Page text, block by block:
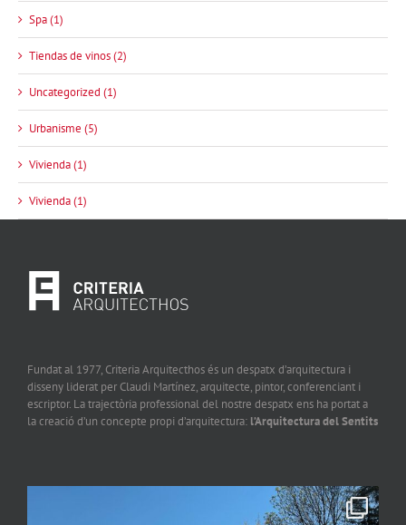
Spa (1)
Tiendas de vinos (2)
Uncategorized (1)
Urbanisme (5)
Vivienda (1)
Vivienda (1)
Fundat al 1977, Criteria Arquitecthos és un despatx d’arquitectura i
disseny liderat per Claudi Martínez, arquitecte, pintor, conferenciant i
escriptor. La trajectòria professional del nostre despatx ens ha portat a
la creació d’un concepte propi d’arquitectura: l’Arquitectura del Sentits